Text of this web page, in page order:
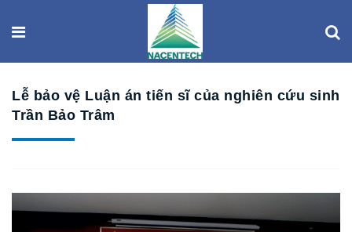
Lễ bảo vệ Luận án tiến sĩ của nghiên cứu sinh
Trần Bảo Trâm